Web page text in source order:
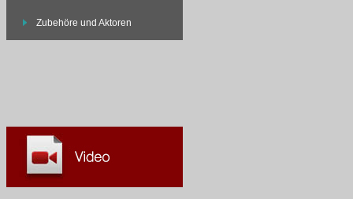
Zubehöre und Aktoren